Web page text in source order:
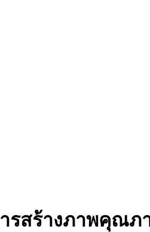
รสร้างภาพคุณภ